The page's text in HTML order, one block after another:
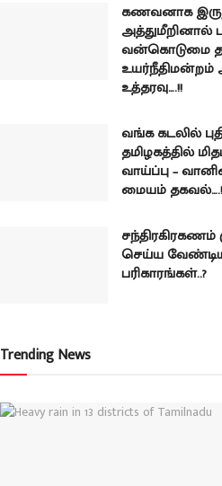
கணவனாக
அத்துமீறினால்
வன்கொடுமை
உயர்நீதிமன்றம்
உத்தரவு….!!
வங்க கடலில்
தமிழகத்தில்
வாய்ப்பு –
மையம்
சந்திரகிரகணம்
செய்ய
பரிகாரங்கள்..?
Trending News